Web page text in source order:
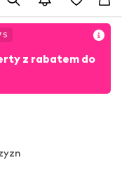
S
z rabatem do